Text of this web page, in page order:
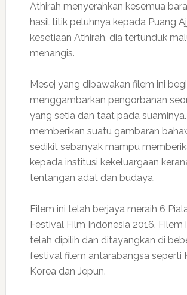
Athirah menyerahkan kesemua
hasil titik peluhnya kepada Puang
kesetiaan Athirah, dia tertunduk
menangis.
Mesej yang dibawakan filem ini
menggambarkan pengorbanan
yang setia dan taat pada
memberikan suatu gambaran
sedikit sebanyak mampu
kepada institusi kekeluargaan
tentangan adat dan budaya.
Filem ini telah berjaya meraih 6
Festival Film Indonesia 2016. Filem
telah dipilih dan ditayangkan di
festival filem antarabangsa seperti
Korea dan Jepun.